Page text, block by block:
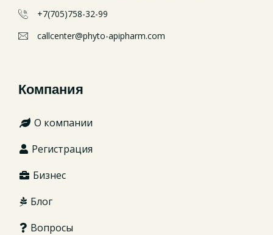
+7(705)758-32-99
callcenter@phyto-apipharm.com
Компания
О компании
Регистрация
Бизнес
Блог
Вопросы